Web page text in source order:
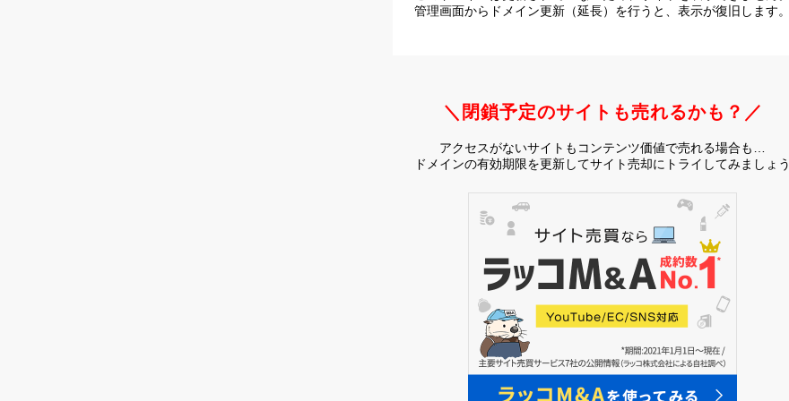
管理画面からドメイン更新（延長）を行うと、 表示が復旧します。
＼閉鎖予定のサイトも売れるかも？／
アクセスがないサイトもコンテンツ価値で売れる場合も…
ドメインの有効期限を更新してサイト売却にトライしてみましょう